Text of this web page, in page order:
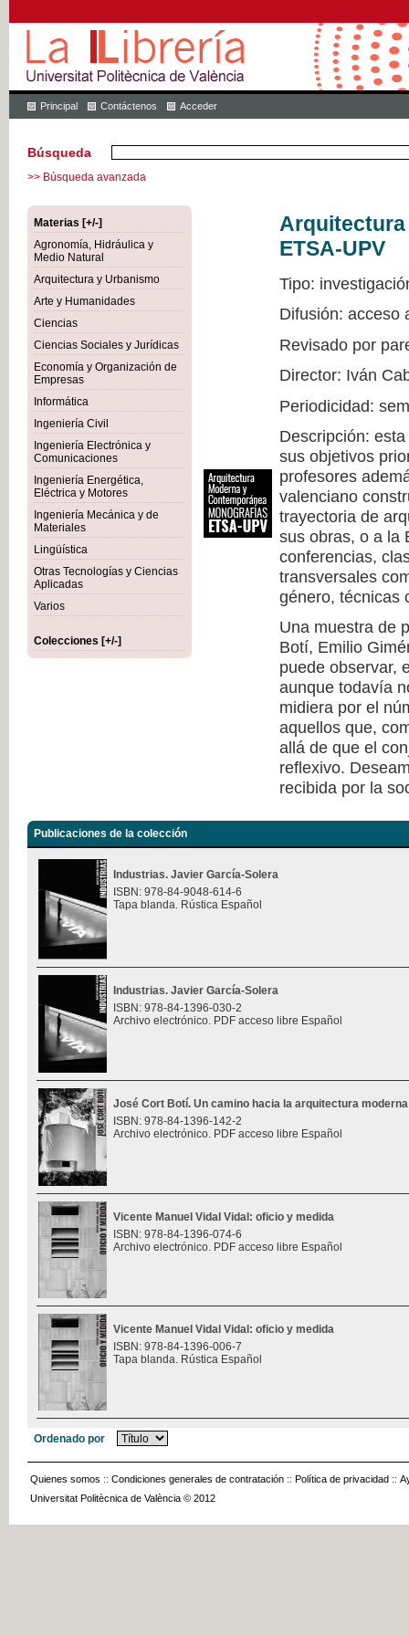
Principal Contáctenos Acceder
Búsqueda
>> Búsqueda avanzada
Materias [+/-]
Agronomía, Hidráulica y
Medio Natural
Arquitectura y Urbanismo
Arte y Humanidades
Ciencias
Ciencias Sociales y Jurídicas
Economía y Organización de
Empresas
Informática
Ingeniería Civil
Ingeniería Electrónica y
Comunicaciones
Ingeniería Energética,
Eléctrica y Motores
Ingeniería Mecánica y de
Materiales
Lingüística
Otras Tecnologías y Ciencias
Aplicadas
Varios
Colecciones [+/-]
Arquitectura
ETSA-UPV
Tipo:
Difusión: acceso
Revisado por
Director: Iván
Periodicidad:
Descripción:
sus objetivos
profesores
valenciano
trayectoria de
sus obras, o a la
conferencias,
transversales
género, técnicas
Una muestra de
Botí, Emilio
puede observar,
aunque todavía
midiera por el
aquellos que,
allá de que el
reflexivo.
recibida por la
Publicaciones de la colección
Industrias. Javier García-Solera
ISBN: 978-84-9048-614-6
Tapa blanda. Rústica Español
Industrias. Javier García-Solera
ISBN: 978-84-1396-030-2
Archivo electrónico. PDF acceso libre Español
José Cort Botí. Un camino hacia la arquitectura moderna
ISBN: 978-84-1396-142-2
Archivo electrónico. PDF acceso libre Español
Vicente Manuel Vidal Vidal: oficio y medida
ISBN: 978-84-1396-074-6
Archivo electrónico. PDF acceso libre Español
Vicente Manuel Vidal Vidal: oficio y medida
ISBN: 978-84-1396-006-7
Tapa blanda. Rústica Español
Ordenado por
Quienes somos :: Condiciones generales de contratación :: Política de privacidad ::
Universitat Politècnica de València © 2012